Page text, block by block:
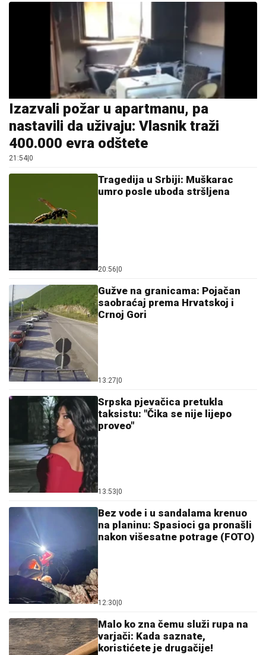
Izazvali požar u apartmanu, pa
nastavili da uživaju: Vlasnik traži
400.000 evra odštete
21:54 0
Tragedija u Srbiji: Muškarac
umro posle uboda stršljena
20:56 0
Gužve na granicama: Pojačan
saobraćaj prema Hrvatskoj i
Crnoj Gori
13:27 0
Srpska pjevačica pretukla
taksistu: "Čika se nije lijepo
proveo"
13:53 0
Bez vode i u sandalama krenuo
na planinu: Spasioci ga pronašli
nakon višesatne potrage (FOTO)
12:30 0
Malo ko zna čemu služi rupa na
varjači: Kada saznate,
koristićete je drugačije!